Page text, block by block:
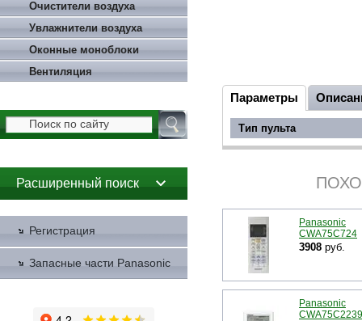
Очистители воздуха
Увлажнители воздуха
Оконные моноблоки
Вентиляция
Расширенный поиск
Регистрация
Запасные части Panasonic
Параметры
Тип пульта
Panasonic
CWA75C724
3908 руб.
Panasonic
CWA75C2239